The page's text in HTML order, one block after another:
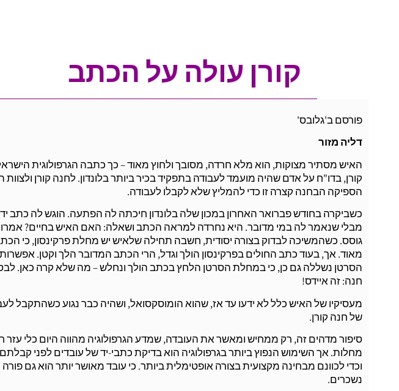
קורן עולה על הכתב
פורסם ב'גלובס'
דליה מזור
האיש מסתיר מצוקות, הוא מלא חרדה, מסובך ולחוץ מאוד – כך כתבה הגרפולוגית
קורן, בדו"ח על אדם שהיה מועמד לעבודה בתפקיד בכיר ביותר בלונדון. לחנה קורן ולצוות
הספיקה הבחנה קצרה זו כדי להמליץ שלא לקבלו לעבודה.
כשביקרה בחודש פברואר האחרון במכון שלה בלונדון חיכתה לה הפתעה. הוגש לה כתב
מבלי שנאמר לה במי מדובר. היא נחרדה למראה הכתב ושאלה: האם האיש בחיים?
גוסס. כשהמשיכה לבדוק בצורה יסודית, חשבה תחילה שלאיש יש מחלת פרקינסון, כי
מאוד. אך, בעוד כתב החולים בפרקינסון הולך וגדל, הרי הכתב המדובר הלך וקטן.
הסרטן נשללה גם כן, כי במחלת הסרטן הלחץ בכתב הולך ונחלש – מה שלא קרה כאן.
חנה: זה איידס!
מעסיקיו של האיש כלל לא ידעו עד אז, שהוא הומוסקסואל, ושהיה כבר נגוע כשהתקבל
של חנה קורן.
סיפור מדהים זה, רק ממחיש ומאשר את העובדה, שמדע הגרפולוגיה מהווה היום כלי עזר
מחלות. אך השימוש הנפוץ ביותר בגרפולוגיה הוא בדיקת כתבי-יד של עובדים לפני
וכדי לכוונם מבחינה מקצועית בצורה אופטימלית ביותר. כי עובד מאושר יותר הוא גם
נשכרים.